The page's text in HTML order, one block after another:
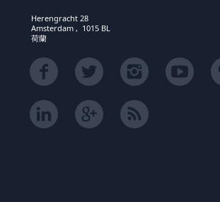
Herengracht 28
Amsterdam , 1015 BL
荷蘭